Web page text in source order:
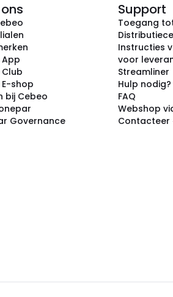
shop
bij Cebeo
Governance
Support
Toegang
Instructies
voor
Streamliner
Hulp nodig?
FAQ
Webshop
Contacteer